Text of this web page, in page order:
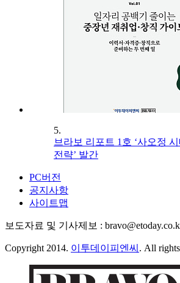
5.
브라보 리포트 1호 ‘사오정
전략’ 발간
PC버전
공지사항
사이트맵
보도자료 및 기사제보 :
Copyright 2014. 이투데이피엔씨 . All